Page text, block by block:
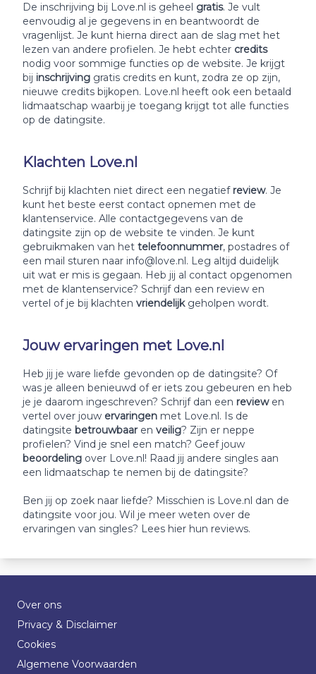
De inschrijving bij Love.nl is geheel gratis. Je vult
eenvoudig al je gegevens in en beantwoordt de
vragenlijst. Je kunt hierna direct aan de slag met het
lezen van andere profielen. Je hebt echter credits
nodig voor sommige functies op de website. Je krijgt
bij inschrijving gratis credits en kunt, zodra ze op zijn,
nieuwe credits bijkopen. Love.nl heeft ook een betaald
lidmaatschap waarbij je toegang krijgt tot alle functies
op de datingsite.
Klachten Love.nl
Schrijf bij klachten niet direct een negatief review. Je
kunt het beste eerst contact opnemen met de
klantenservice. Alle contactgegevens van de
datingsite zijn op de website te vinden. Je kunt
gebruikmaken van het telefoonnummer, postadres of
een mail sturen naar info@love.nl. Leg altijd duidelijk
uit wat er mis is gegaan. Heb jij al contact opgenomen
met de klantenservice? Schrijf dan een review en
vertel of je bij klachten vriendelijk geholpen wordt.
Jouw ervaringen met Love.nl
Heb jij je ware liefde gevonden op de datingsite? Of
was je alleen benieuwd of er iets zou gebeuren en heb
je je daarom ingeschreven? Schrijf dan een review en
vertel over jouw ervaringen met Love.nl. Is de
datingsite betrouwbaar en veilig? Zijn er neppe
profielen? Vind je snel een match? Geef jouw
beoordeling over Love.nl! Raad jij andere singles aan
een lidmaatschap te nemen bij de datingsite?
Ben jij op zoek naar liefde? Misschien is Love.nl dan de
datingsite voor jou. Wil je meer weten over de
ervaringen van singles? Lees hier hun reviews.
Over ons
Privacy & Disclaimer
Cookies
Algemene Voorwaarden